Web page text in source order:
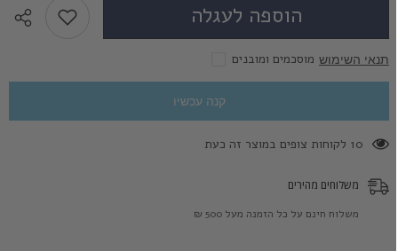
הוספה לעגלה
מוסכמים ומובנים תנאי השימוש
קנה עכשיו
283 לקוחות צופים במוצר זה כעת
משלוחים מהירים
משלוח חינם על כל הזמנה מעל 500 ₪